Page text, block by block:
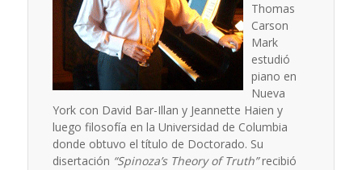
Thomas
Carson
Mark
estudió
piano en
Nueva
York con David Bar-Illan y Jeannette Haien y
luego filosofía en la Universidad de Columbia
donde obtuvo el título de Doctorado. Su
disertación “Spinoza’s Theory of Truth”recibió